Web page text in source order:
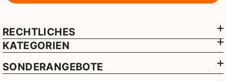
RECHTLICHES
KATEGORIEN
SONDERANGEBOTE